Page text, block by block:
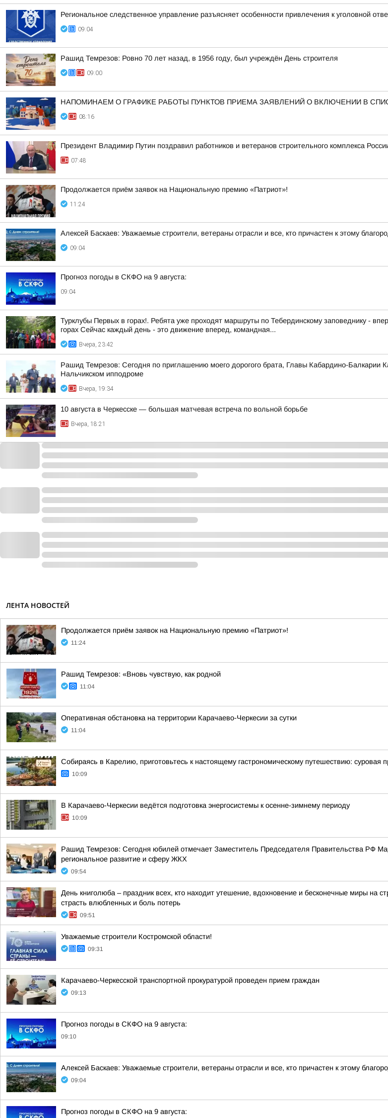
Региональное следственное управление разъясняет особенности привлечения к уголовной
09:04
Рашид Темрезов: Ровно 70 лет назад, в 1956 году, был учреждён День строителя
09:00
НАПОМИНАЕМ О ГРАФИКЕ РАБОТЫ ПУНКТОВ ПРИЕМА ЗАЯВЛЕНИЙ О ВКЛЮЧЕНИИ В
08:16
Президент Владимир Путин поздравил работников и ветеранов строительного комплекса
07:48
Продолжается приём заявок на Национальную премию «Патриот»!
11:24
Алексей Баскаев: Уважаемые строители, ветераны отрасли и все, кто причастен к этому
09:04
Прогноз погоды в СКФО на 9 августа:
09:04
Турклубы Первых в горах!. Ребята уже проходят маршруты по Тебердинскому заповеднику -
горах Сейчас каждый день - это движение вперед, командная...
Вчера, 23:42
Рашид Темрезов: Сегодня по приглашению моего дорогого брата, Главы Кабардино-Балкарии
Нальчикском ипподроме
Вчера, 19:34
10 августа в Черкесске — большая матчевая встреча по вольной борьбе
Вчера, 18:21
ЛЕНТА НОВОСТЕЙ
Продолжается приём заявок на Национальную премию «Патриот»!
11:24
Рашид Темрезов: «Вновь чувствую, как родной
11:04
Оперативная обстановка на территории Карачаево-Черкесии за сутки
11:04
Собираясь в Карелию, приготовьтесь к настоящему гастрономическому путешествию:
10:09
В Карачаево-Черкесии ведётся подготовка энергосистемы к осенне-зимнему периоду
10:09
Рашид Темрезов: Сегодня юбилей отмечает Заместитель Председателя Правительства РФ
региональное развитие и сферу ЖКХ
09:54
День книголюба – праздник всех, кто находит утешение, вдохновение и бесконечные миры на
страсть влюбленных и боль потерь
09:51
Уважаемые строители Костромской области!
09:31
Карачаево-Черкесской транспортной прокуратурой проведен прием граждан
09:13
Прогноз погоды в СКФО на 9 августа:
09:10
Алексей Баскаев: Уважаемые строители, ветераны отрасли и все, кто причастен к этому
09:04
Прогноз погоды в СКФО на 9 августа: